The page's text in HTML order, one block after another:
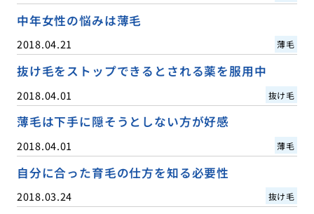
中年女性の悩みは薄毛
2018.04.21 薄毛
抜け毛をストップできるとされる薬を服用中
2018.04.01 抜け毛
薄毛は下手に隠そうとしない方が好感
2018.04.01 薄毛
自分に合った育毛の仕方を知る必要性
2018.03.24 抜け毛